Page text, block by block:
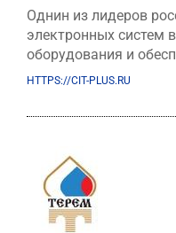
Однин из лидеров
электронных систем
оборудования и
HTTPS://CIT-PLUS.RU